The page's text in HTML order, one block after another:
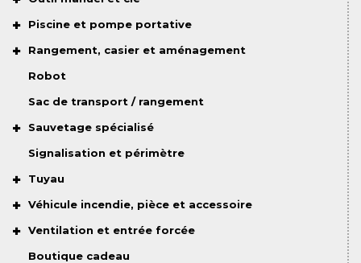
Piscine et pompe portative
Rangement, casier et aménagement
Robot
Sac de transport / rangement
Sauvetage spécialisé
Signalisation et périmètre
Tuyau
Véhicule incendie, pièce et accessoire
Ventilation et entrée forcée
Boutique cadeau